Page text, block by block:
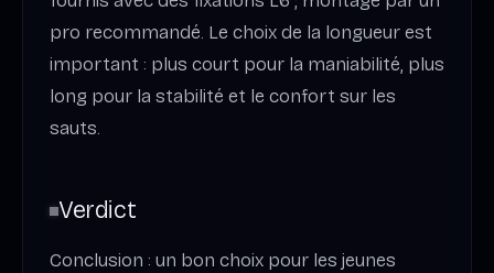
pro recommandé. Le choix de la longueur est
important : plus court pour la maniabilité, plus
long pour la stabilité et le confort sur les
sauts.
Verdict
Conclusion : un bon choix pour les jeunes